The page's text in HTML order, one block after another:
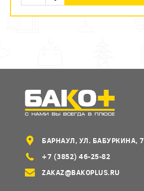
БАРНАУЛ, УЛ. БАБУРКИНА, 7
+7 (3852) 46-25-82
ZAKAZ@BAKOPLUS.RU